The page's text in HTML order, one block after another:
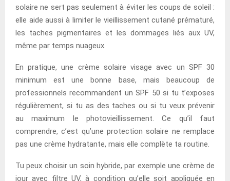
solaire ne sert pas seulement à éviter les coups de soleil :
elle aide aussi à limiter le vieillissement cutané prématuré,
les taches pigmentaires et les dommages liés aux UV,
même par temps nuageux.
En pratique, une crème solaire visage avec un SPF 30
minimum est une bonne base, mais beaucoup de
professionnels recommandent un SPF 50 si tu t’exposes
régulièrement, si tu as des taches ou si tu veux prévenir
au maximum le photovieillissement. Ce qu’il faut
comprendre, c’est qu’une protection solaire ne remplace
pas une crème hydratante, mais elle complète ta routine.
Tu peux choisir un soin hybride, par exemple une crème de
jour avec filtre UV, à condition qu’elle soit appliquée en